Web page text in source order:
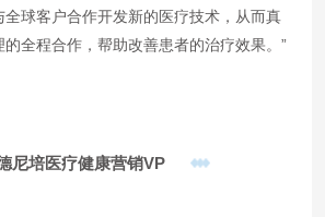
全球客户合作开发新的医疗技术，从而真
全程合作，帮助改善患者的治疗效果。”
尼培医疗健康营销VP